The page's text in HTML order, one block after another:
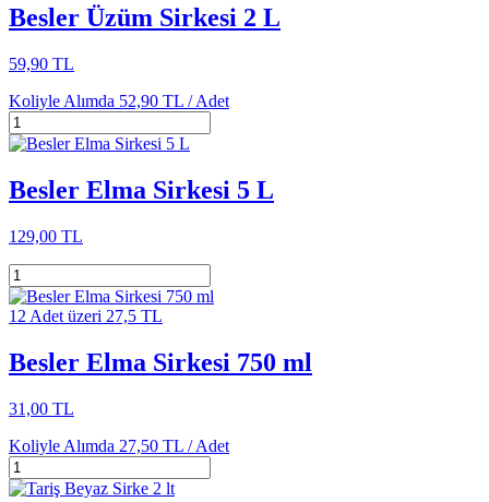
Besler Üzüm Sirkesi 2 L
59,90 TL
Koliyle Alımda 52,90 TL /Adet
Besler Elma Sirkesi 5 L
129,00 TL
12 Adet üzeri 27,5 TL
Besler Elma Sirkesi 750 ml
31,00 TL
Koliyle Alımda 27,50 TL /Adet